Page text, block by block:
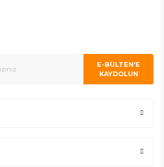
E-BÜLTEN’E
KAYDOLUN